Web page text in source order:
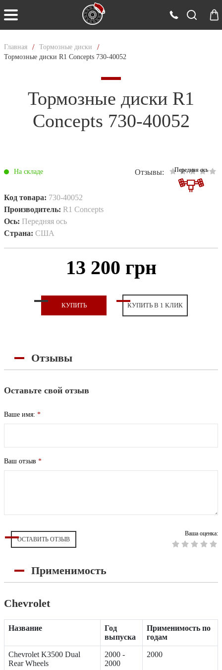
Главная / Тормозные диски /
Тормозные диски R1 Concepts 730-40052
Тормозные диски R1
Concepts 730-40052
Передняя ось
На складе Отзывы:
Код товара: 730-40052
Производитель: R1 Concepts
Ось: Передняя ось
Страна: США
13 200 грн
КУПИТЬ КУПИТЬ В 1 КЛИК
Отзывы
Оставьте свой отзыв
Ваше имя: *
Ваш отзыв *
ОСТАВИТЬ ОТЗЫВ
Ваша оценка:
Применимость
Chevrolet
Название
Год
выпуска
Применимость по
годам
Chevrolet K3500 Dual
Rear Wheels
2000 -
2000
2000